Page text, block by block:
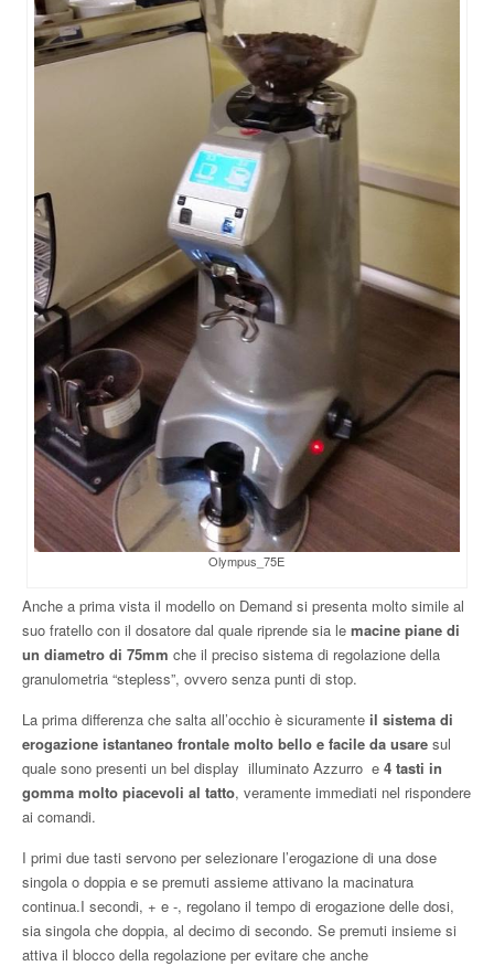
Olympus_75E
Anche a prima vista il modello on Demand si presenta molto simile al
suo fratello con il dosatore dal quale riprende sia le macine piane di
un diametro di 75mm che il preciso sistema di regolazione della
granulometria “stepless”, ovvero senza punti di stop.
La prima differenza che salta all’occhio è sicuramente il sistema di
erogazione istantaneo frontale molto bello e facile da usare sul
quale sono presenti un bel display illuminato Azzurro e 4 tasti in
gomma molto piacevoli al tatto, veramente immediati nel rispondere
ai comandi.
I primi due tasti servono per selezionare l’erogazione di una dose
singola o doppia e se premuti assieme attivano la macinatura
continua.I secondi, + e -, regolano il tempo di erogazione delle dosi,
sia singola che doppia, al decimo di secondo. Se premuti insieme si
attiva il blocco della regolazione per evitare che anche